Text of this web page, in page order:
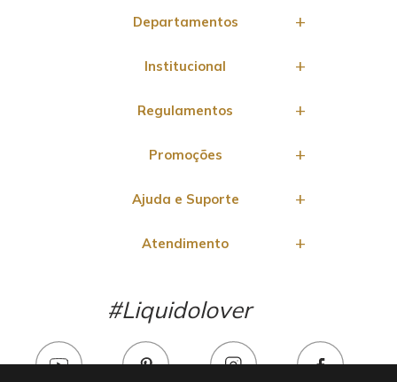
Departamentos
Institucional
Regulamentos
Promoções
Ajuda e Suporte
Atendimento
#Liquidolover